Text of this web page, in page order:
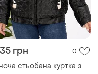
стьобана куртка з
та контрастною
демісезонна
куртка на
осіння куртка
і ще